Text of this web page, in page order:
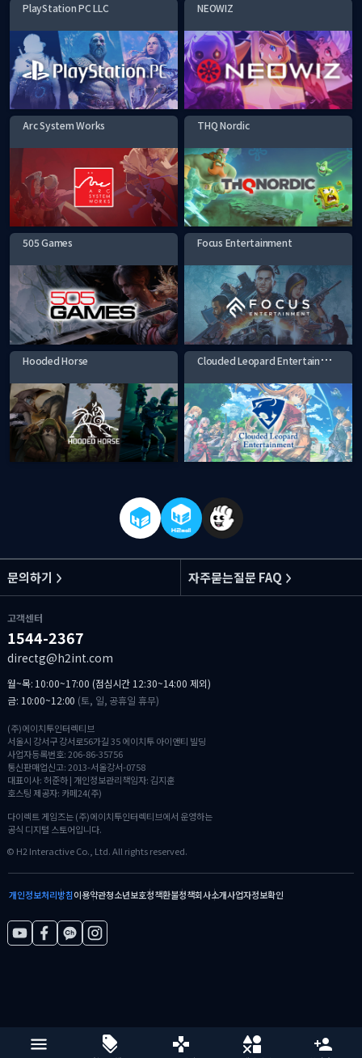
PlayStation PC LLC NEOWIZ
Arc System Works THQ Nordic
505 Games Focus Entertainment
Hooded Horse C
louded Leopard Entertainment
문의하기 자주묻는질문 FAQ
고객센터
1544-2367
directg@h2int.com
월~목: 10:00~17:00 (점심시간 12:30~14:00 제외)
금: 10:00~12:00 (토, 일, 공휴일 휴무)
(주)에이치투인터렉티브
서울시 강서구 강서로56가길 35 에이치투 아이앤티 빌딩
사업자등록번호: 206-86-35756
통신판매업신고: 2013-서울강서-0758
대표이사: 허준하 | 개인정보관리책임자: 김지훈
호스팅 제공자: 카페24(주)
다이렉트 게임즈는 (주)에이치투인터렉티브에서 운영하는
공식 디지털 스토어입니다.
© H2 Interactive Co., Ltd. All rights reserved.
개인정보처리방침이용약관청소년보호정책환불정책회사소개사업자정보확인